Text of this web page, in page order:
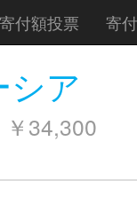
寄付額投票 寄
ア
34,300